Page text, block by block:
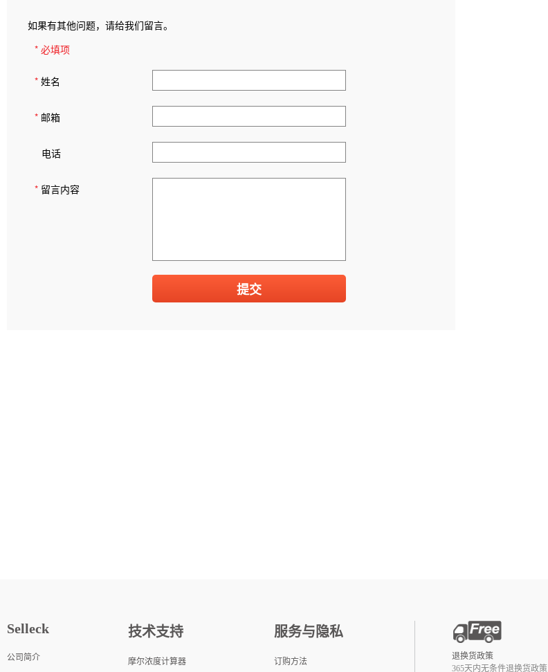
如果有其他问题，请给我们留言。
* 必填项
* 姓名
* 邮箱
电话
* 留言内容
Selleck
公司简介
技术支持
摩尔浓度计算器
服务与隐私
订购方法
退换货政策
365天内无条件退换货政策